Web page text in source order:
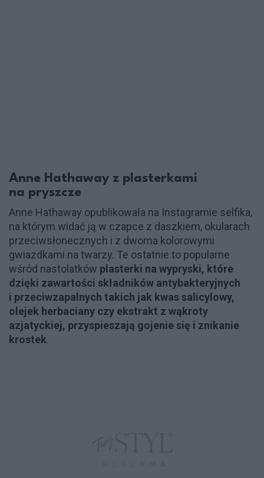
Anne Hathaway z plasterkami
na pryszcze
Anne Hathaway opublikowała na Instagramie selfika,
na którym widać ją w czapce z daszkiem, okularach
przeciwsłonecznych i z dwoma kolorowymi
gwiazdkami na twarzy. Te ostatnie to popularne
wśród nastolatków plasterki na wypryski, które
dzięki zawartości składników antybakteryjnych
i przeciwzapalnych takich jak kwas salicylowy,
olejek herbaciany czy ekstrakt z wąkroty
azjatyckiej, przyspieszają gojenie się i znikanie
krostek.